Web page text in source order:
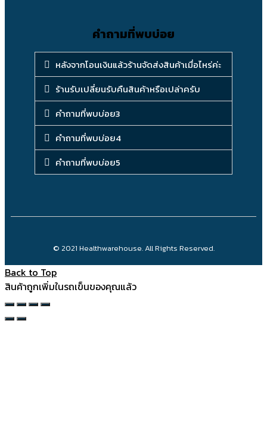
คำถามที่พบบ่อย
หลังจากโอนเงินแล้วร้านจัดส่งสินค้าเมื่อไหร่ค่ะ
ร้านรับเปลี่ยนรับคืนสินค้าหรือเปล่าครับ
คำถามที่พบบ่อย3
คำถามที่พบบ่อย4
คำถามที่พบบ่อย5
© 2021 Healthwarehouse. All Rights Reserved.
Back to Top
สินค้าถูกเพิ่มในรถเข็นของคุณแล้ว